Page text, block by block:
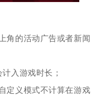
角的活动广告或者新闻
入游戏时长；
定义模式不计算在游戏